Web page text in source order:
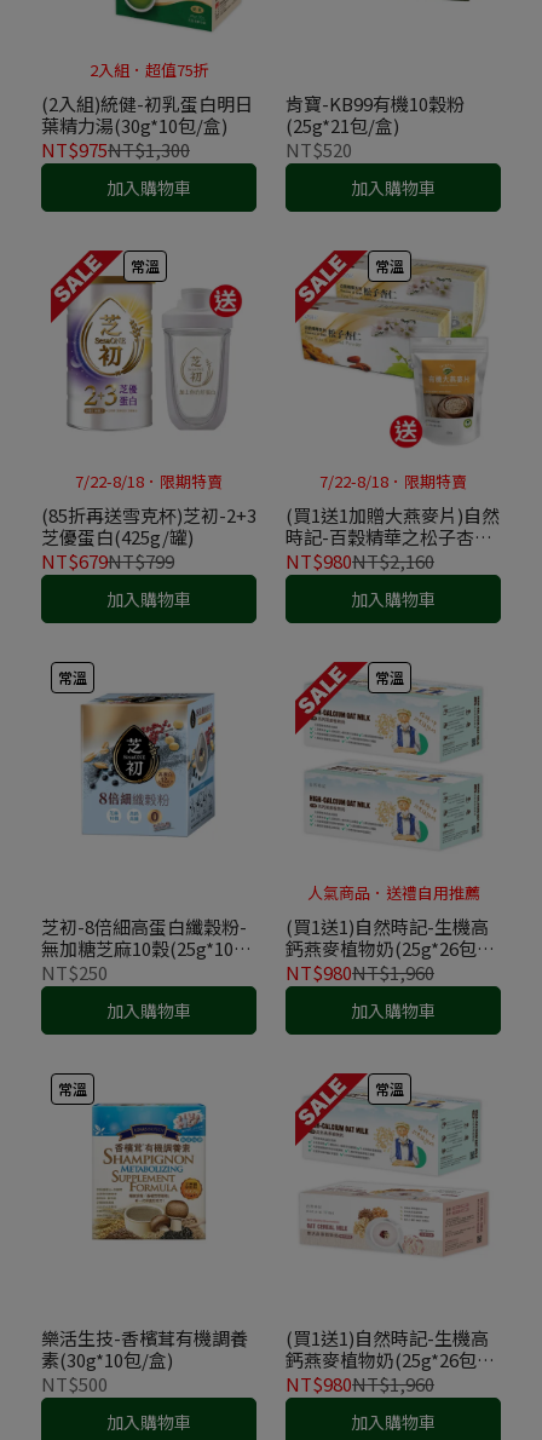
2入組．超值75折
(2入組)統健-初乳蛋白明日
葉精力湯(30g*10包/盒)
NT$975NT$1,300
加入購物車
肯寶-KB99有機10穀粉
(25g*21包/盒)
NT$520
加入購物車
常溫
7/22-8/18．限期特賣
(85折再送雪克杯)芝初-2+3
芝優蛋白(425g/罐)
NT$679NT$799
加入購物車
常溫
7/22-8/18．限期特賣
(買1送1加贈大燕麥片)自然
時記-百穀精華之松子杏仁
(25g*30包/盒)*2+綠色未
來-有機大燕麥片(500g/
NT$980NT$2,160
加入購物車
常溫
芝初-8倍細高蛋白纖穀粉-
無加糖芝麻10穀(25g*10
包/盒)
NT$250
加入購物車
常溫
人氣商品．送禮自用推薦
(買1送1)自然時記-生機高
鈣燕麥植物奶(25g*26包/
盒)
NT$980NT$1,960
加入購物車
常溫
樂活生技-香檳茸有機調養
素(30g*10包/盒)
NT$500
加入購物車
常溫
(買1送1)自然時記-生機高
鈣燕麥植物奶(25g*26包/
盒)+自然時記-豐活燕麥穀
物奶(葡萄糖胺)(25g*22包/
NT$980NT$1,960
加入購物車